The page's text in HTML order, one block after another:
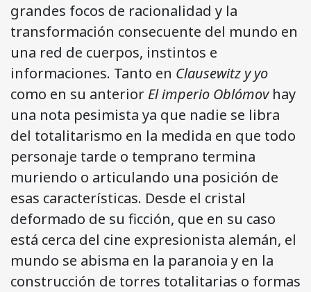
grandes focos de racionalidad y la
transformación consecuente del mundo en
una red de cuerpos, instintos e
informaciones. Tanto en Clausewitz y yo
como en su anterior El imperio Oblómovhay
una nota pesimista ya que nadie se libra
del totalitarismo en la medida en que todo
personaje tarde o temprano termina
muriendo o articulando una posición de
esas características. Desde el cristal
deformado de su ficción, que en su caso
está cerca del cine expresionista alemán, el
mundo se abisma en la paranoia y en la
construcción de torres totalitarias o formas